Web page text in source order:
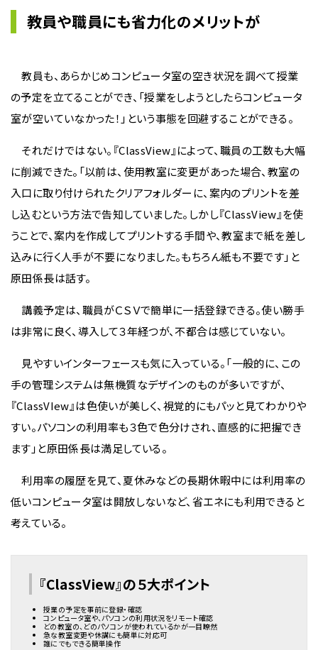
教員や職員にも省力化のメリットが
教員も、あらかじめコンピュータ室の空き状況を調べて授業
の予定を立てることができ、「授業をしようとしたらコンピュータ
室が空いていなかった！」という事態を回避することができる。
それだけではない。『ClassView』によって、職員の工数も大幅
に削減できた。「以前は、使用教室に変更があった場合、教室の
入口に取り付けられたクリアフォルダーに、案内のプリントを差
し込むという方法で告知していました。しかし『ClassView』を使
うことで、案内を作成してプリントする手間や、教室まで紙を差し
込みに行く人手が不要になりました。もちろん紙も不要です」と
原田係長は話す。
講義予定は、職員がＣＳＶで簡単に一括登録できる。使い勝手
は非常に良く、導入して３年経つが、不都合は感じていない。
見やすいインターフェースも気に入っている。「一般的に、この
手の管理システムは無機質なデザインのものが多いですが、
『ClassVIew』は色使いが美しく、視覚的にもパッと見てわかりや
すい。パソコンの利用率も３色で色分けされ、直感的に把握でき
ます」と原田係長は満足している。
利用率の履歴を見て、夏休みなどの長期休暇中には利用率の
低いコンピュータ室は開放しないなど、省エネにも利用できると
考えている。
『ClassView』の５大ポイント
授業の予定を事前に登録・確認
コンピュータ室や、パソコンの利用状況をリモート確認
どの教室の、どのパソコンが使われているかが一目瞭然
急な教室変更や休講にも簡単に対応可
誰にでもできる簡単操作